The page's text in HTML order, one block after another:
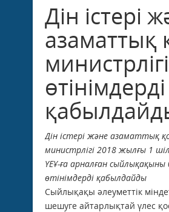
Дін істері
азаматтық
министрлігі
өтінімдерді
Дін істері және азаматтық
министрлігі 2018 жылғы 1
ҮЕҰ-ға арналған сыйлықақыны
өтінімдерді қабылдайды
Сыйлықақы әлеуметтік
шешуге айтарлықтай үлес